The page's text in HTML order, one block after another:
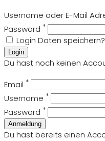
Username oder E-Mail
Password *
Login Daten speichern?
Login
Du hast noch keinen
Email *
Username *
Password *
Anmeldung
Du hast bereits einen